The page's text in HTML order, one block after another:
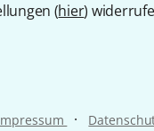
(hier)
·